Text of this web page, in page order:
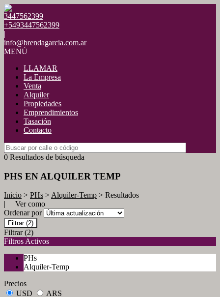
3447562399
+5493447562399
|
info@brendagarcia.com.ar
MENÚ
LLAMAR
La Empresa
Venta
Alquiler
Propiedades
Emprendimientos
Tasación
Contacto
0 Resultados de búsqueda
PHS EN ALQUILER TEMP
Inicio > PHs >Alquiler-Temp > Resultados
| Ver como
Ordenar por
Filtrar (2)
Filtrar (2)
Filtros Activos
PHs
Alquiler-Temp
Precios
USD
ARS